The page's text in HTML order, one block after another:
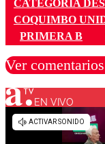
CATEGORÍA
COQUIMBO
PRIMERA B
Ver comentarios
Los
EN VIVO